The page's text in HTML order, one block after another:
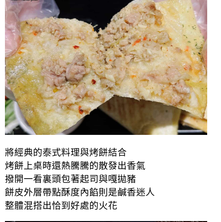
將經典的泰式料理與烤餅結合
烤餅上桌時還熱騰騰的散發出香氣
撥開一看裏頭包著起司與嘎拋豬
餅皮外層帶點酥度內餡則是鹹香迷人
整體混搭出恰到好處的火花